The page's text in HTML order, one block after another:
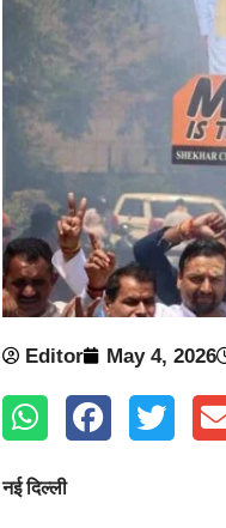
Editor May 4, 2026
नई दिल्ली